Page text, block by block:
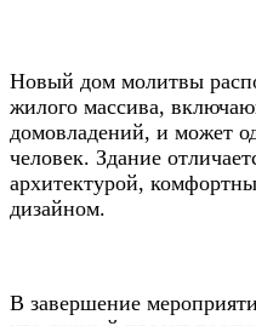
Новый дом молитвы
жилого массива,
домовладений, и может
человек. Здание
архитектурой,
дизайном.
В завершение